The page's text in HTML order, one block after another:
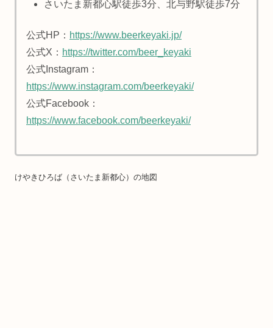
さいたま新都心駅徒歩3分、北与野駅徒歩7分
公式HP： https://www.beerkeyaki.jp/
公式X： https://twitter.com/beer_keyaki
公式Instagram：
https://www.instagram.com/beerkeyaki/
公式Facebook：
https://www.facebook.com/beerkeyaki/
けやきひろば（さいたま新都心）の地図